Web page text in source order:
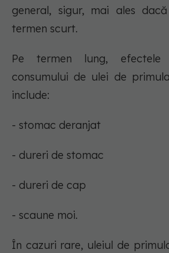
general, sigur, mai ales
termen scurt.
Pe termen lung, efectele
consumului de ulei de
include:
- stomac deranjat
- dureri de stomac
- dureri de cap
- scaune moi.
În cazuri rare, uleiul de